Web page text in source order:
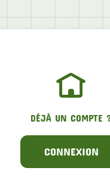
DÉJÀ UN COMPTE
CONNEXION